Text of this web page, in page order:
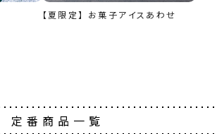
【夏限定】 お菓子アイスあわせ
定番商品一覧